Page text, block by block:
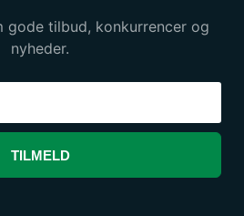
gode tilbud, konkurrencer og
nyheder.
TILMELD